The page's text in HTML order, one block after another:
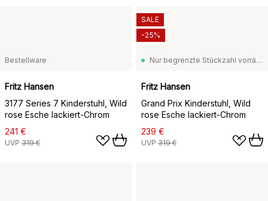
Bestellware
Fritz Hansen
3177 Series 7 Kinderstuhl, Wild
rose Esche lackiert-Chrom
241 €
UVP 319 €
Nur begrenzte Stückzahl vorrätig
Fritz Hansen
Grand Prix Kinderstuhl, Wild
rose Esche lackiert-Chrom
239 €
UVP 319 €
SALE
-25%